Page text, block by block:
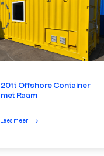
20ft Offshore Container
met Raam
Lees meer